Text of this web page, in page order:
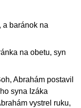
a baránok na
na obetu, syn
Abrahám postavil
syna Izáka
vystrel ruku,